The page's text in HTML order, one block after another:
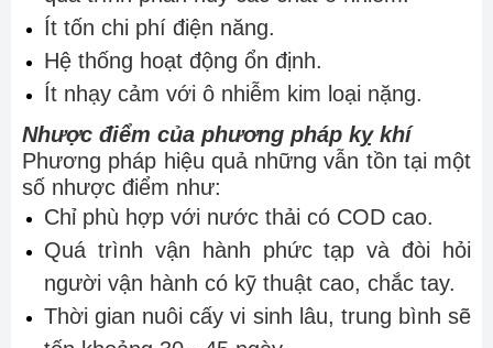
Ít tốn chi phí điện năng.
Hệ thống hoạt động ổn định.
Ít nhạy cảm với ô nhiễm kim loại nặng.
Nhược điểm của phương pháp kỵ khí
Phương pháp hiệu quả những vẫn tồn tại một
số nhược điểm như:
Chỉ phù hợp với nước thải có COD cao.
Quá trình vận hành phức tạp và đòi hỏi
người vận hành có kỹ thuật cao, chắc tay.
Thời gian nuôi cấy vi sinh lâu, trung bình sẽ